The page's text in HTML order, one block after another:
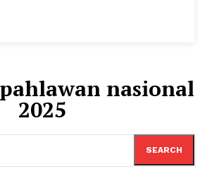
nasional
2025
SEARCH